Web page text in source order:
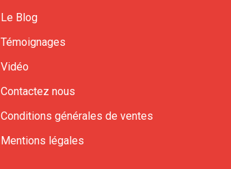
Le Blog
Témoignages
Vidéo
Contactez nous
Conditions générales de ventes
Mentions légales